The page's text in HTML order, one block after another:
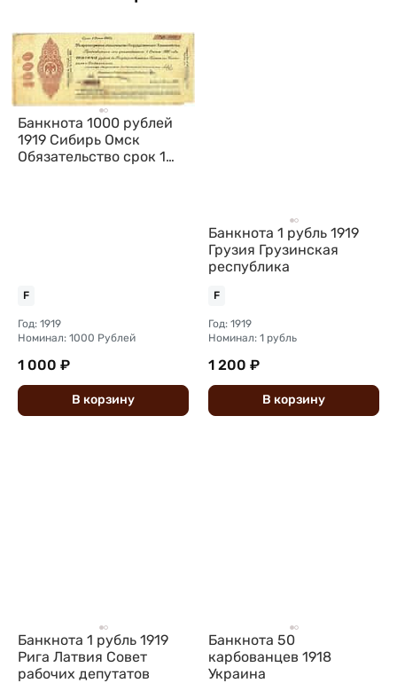
Банкнота 1000 рублей
1919 Сибирь Омск
Обязательство срок 1
F
Год: 1919
Номинал: 1000 Рублей
1 000 ₽
В корзину
Банкнота 1 рубль 1919
Грузия Грузинская
республика
F
Год: 1919
Номинал: 1 рубль
1 200 ₽
В корзину
Банкнота 1 рубль 1919
Рига Латвия Совет
рабочих депутатов
Банкнота 50
карбованцев 1918
Украина